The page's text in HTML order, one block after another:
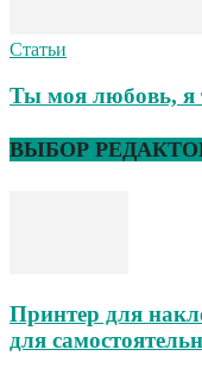
Статьи
Ты моя любовь, я
ВЫБОР
Принтер для
для